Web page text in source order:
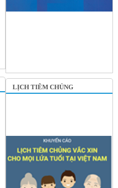
LỊCH TIÊM CHỦNG